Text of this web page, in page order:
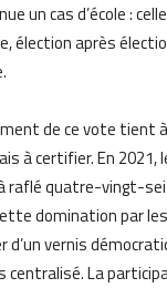
un cas d’école :
élection après
de ce vote tient
à certifier. En 2021,
raflé quatre-vingt-
domination par
d’un vernis
centralisé. La